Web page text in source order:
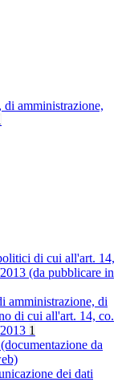
amministrazione,
di cui all'art. 14,
(da pubblicare in
amministrazione, di
di cui all'art. 14, co.
1
da
dei dati